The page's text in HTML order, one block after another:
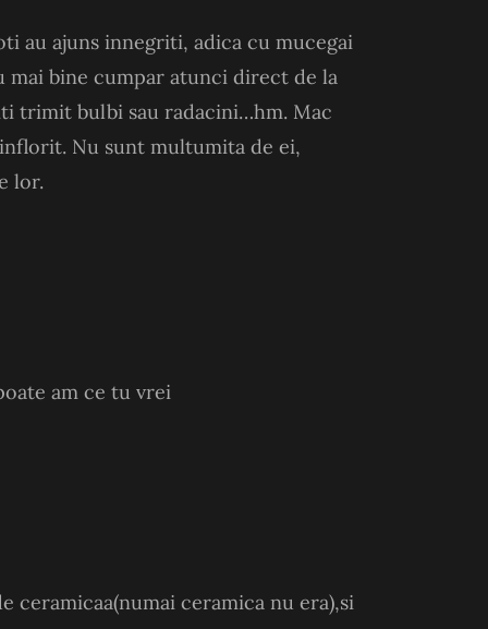
au ajuns innegriti, adica cu mucegai
bine cumpar atunci direct de la
trimit bulbi sau radacini…hm. Mac
Nu sunt multumita de ei,
lor.
am ce tu vrei
ceramicaa(numai ceramica nu era),si